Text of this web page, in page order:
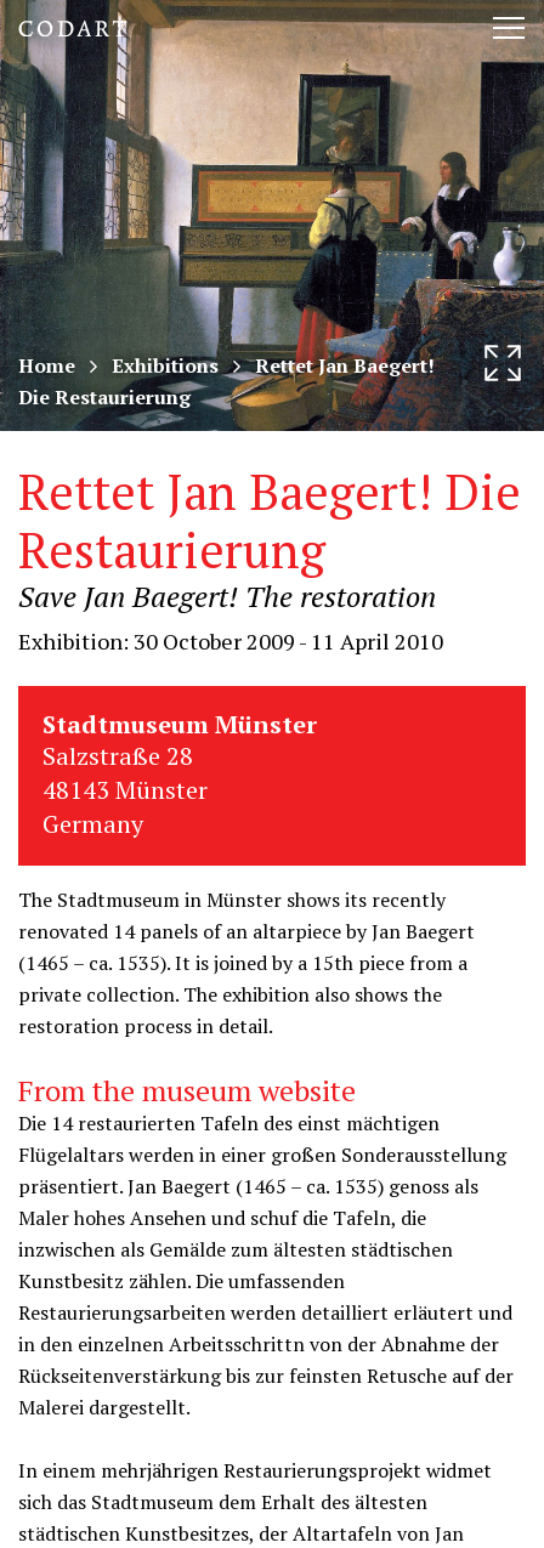
CODART,
Dutch
and
Flemish
art
in
museums
worldwide
Home Exhibitions
Rettet Jan Baegert!
Die Restaurierung
Rettet Jan Baegert! Die
Restaurierung
Save Jan Baegert! The restoration
Exhibition: 30 October 2009 - 11 April 2010
Stadtmuseum Münster
Salzstraße 28
48143 Münster
Germany
The Stadtmuseum in Münster shows its recently
renovated 14 panels of an altarpiece by Jan Baegert
(1465 – ca. 1535). It is joined by a 15th piece from a
private collection. The exhibition also shows the
restoration process in detail.
From the museum website
Die 14 restaurierten Tafeln des einst mächtigen
Flügelaltars werden in einer großen Sonderausstellung
präsentiert. Jan Baegert (1465 – ca. 1535) genoss als
Maler hohes Ansehen und schuf die Tafeln, die
inzwischen als Gemälde zum ältesten städtischen
Kunstbesitz zählen. Die umfassenden
Restaurierungsarbeiten werden detailliert erläutert und
in den einzelnen Arbeitsschrittn von der Abnahme der
Rückseitenverstärkung bis zur feinsten Retusche auf der
Malerei dargestellt.
In einem mehrjährigen Restaurierungsprojekt widmet
sich das Stadtmuseum dem Erhalt des ältesten
städtischen Kunstbesitzes, der Altartafeln von Jan